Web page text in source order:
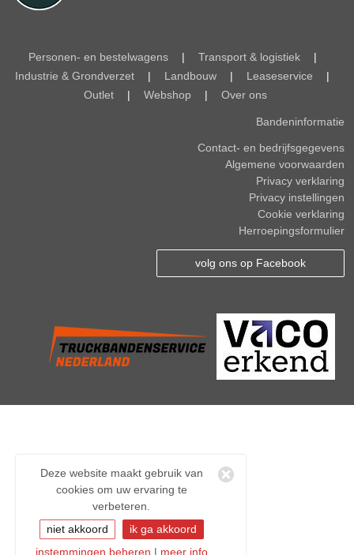
Deze website maakt gebruik van
cookies om uw ervaring te
verbeteren.
niet akkoord
ik ga akkoord
instemmingen beheren
meer info
Personen- en bestelwagens Transport & logistiek
Industrie & Grondverzet
Landbouw Leaseservice
Outlet
Webshop Over ons
Bandeninformatie
Contact- en bedrijfsgegevens
Algemene voorwaarden
Privacy verklaring
Privacy instellingen
Cookie verklaring
Herroepingsformulier
volg ons op Facebook